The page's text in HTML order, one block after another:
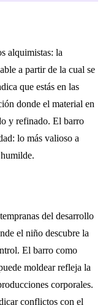
alquimistas: la
a partir de la cual se
que estás en las
donde el material en
y refinado. El barro
lo más valioso a
del desarrollo
el niño descubre la
El barro como
moldear refleja la
corporales.
conflictos con el